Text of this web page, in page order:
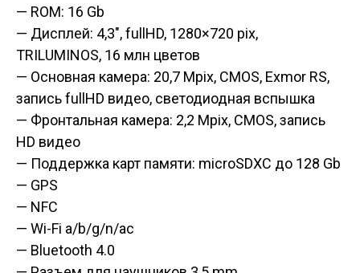
— ROM: 16 Gb
— Дисплей: 4,3″, fullHD, 1280×720 pix,
TRILUMINOS, 16 млн цветов
— Основная камера: 20,7 Mpix, CMOS, Exmor RS,
запись fullHD видео, светодиодная вспышка
— Фронтальная камера: 2,2 Mpix, CMOS, запись
HD видео
— Поддержка карт памяти: microSDXC до 128 Gb
— GPS
— NFC
— Wi-Fi a/b/g/n/ac
— Bluetooth 4.0